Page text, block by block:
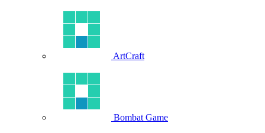
ArtCraft
Bombat Game